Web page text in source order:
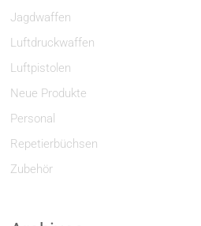
Jagdwaffen
Luftdruckwaffen
Luftpistolen
Neue Produkte
Personal
Repetierbüchsen
Zubehör